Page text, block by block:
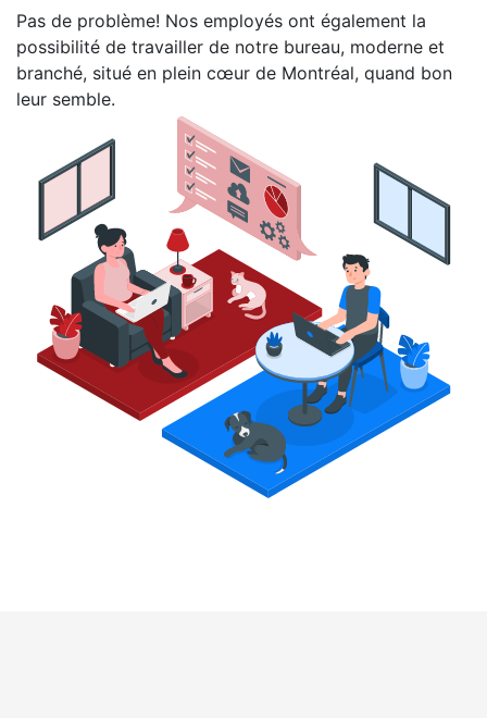
Pas de problème! Nos employés ont également la
possibilité de travailler de notre bureau, moderne et
branché, situé en plein cœur de Montréal, quand bon
leur semble.